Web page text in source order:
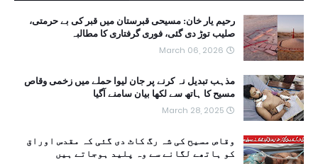
رحیم یار خان: مسیحی قبرستان میں قبر کی بے حرمتی،
صلیب توڑ دی گئی، فوری گرفتاری کا مطالبہ
March 06, 2026
مذہب تبدیل نہ کرنے پر جان لیوا حملے میں زخمی وقاص
مسیح کا ہاتھ سے لکھا بیان سامنے آگیا
March 28, 2025
وقاص مسیح کی شہ رگ کاٹ دی گئی کہ مقدس اوراق
کو ہاتھے لگانے سے وہ پلید ہوجاتے ہیں